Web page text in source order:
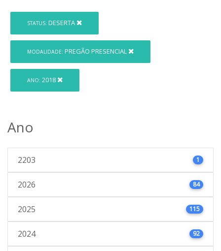
STATUS: DESERTA
MODALIDADE: PREGÃO PRESENCIAL
ANO: 2018
Ano
2203 1
2026 84
2025 115
2024 92